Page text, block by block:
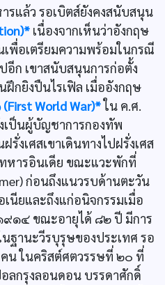
แล้ว รอเบิตส์ยังคงสนับสนุน
เนื่องจากเห็นว่าอังกฤษ
พื่อเตรียมความพร้อมในกรณี
อีก เขาสนับสนุนการก่อตั้ง
กยิงปืนไรเฟิล เมื่ออังกฤษ
World War)*ใน ค.ศ.
เป็นผู้บัญชาการกองทัพ
งเศสเขาเดินทางไปฝรั่งเศส
หารอินเดีย ขณะแวะพักที่
ก่อนถึงแนวรบด้านตะวัน
นียและถึงแก่อนิจกรรมเมื่อ
๑๔ ขณะอายุได้ ๘๒ ปี มีการ
ฐานะวีรบุรุษของประเทศ รอ
น ในคริสต์ศตวรรษที่ ๒๐ ที่
ลกรุงลอนดอน บรรดาศักดิ์